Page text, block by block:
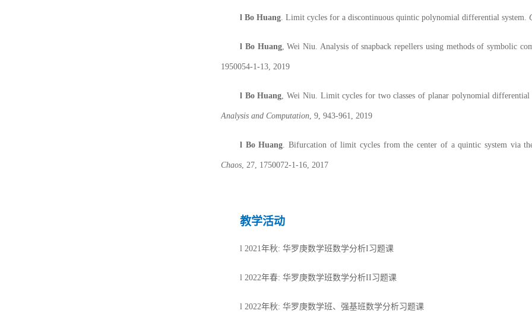
l Bo Huang. Limit cycles for a discontinuous quintic polynomial differential system.
l BoHuang, Wei Niu. Analysis of snapback repellers using methods of symbolic
1950054-1-13, 2019
l BoHuang, Wei Niu. Limit cycles for two classes of planar polynomial differential
Analysis and Computation, 9, 943-961, 2019
l BoHuang. Bifurcation of limit cycles from the center of a quintic system via
Chaos, 27, 1750072-1-16, 2017
教学活动
l 2021年秋: 华罗庚数学班数学分析I习题课
l 2022年春: 华罗庚数学班数学分析II习题课
l 2022年秋: 华罗庚数学班、强基班数学分析习题课